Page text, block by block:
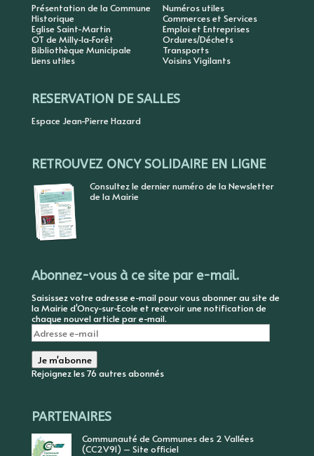
Présentation de la Commune
Historique
Eglise Saint-Martin
OT de Milly-la-Forêt
Bibliothèque Municipale
Liens utiles
Numéros utiles
Commerces et Services
Emploi et Entreprises
Ordures/Déchets
Transports
Voisins Vigilants
RESERVATION DE SALLES
Espace Jean-Pierre Hazard
RETROUVEZ ONCY SOLIDAIRE EN LIGNE
Consultez le dernier numéro de la Newsletter
de la Mairie
Abonnez-vous à ce site par e-mail.
Saisissez votre adresse e-mail pour vous abonner au site de
la Mairie d'Oncy-sur-Ecole et recevoir une notification de
chaque nouvel article par e-mail.
Adresse
e-
mail
Je m'abonne
Rejoignez les 76 autres abonnés
PARTENAIRES
Communauté de Communes des 2 Vallées
(CC2V91) – Site officiel